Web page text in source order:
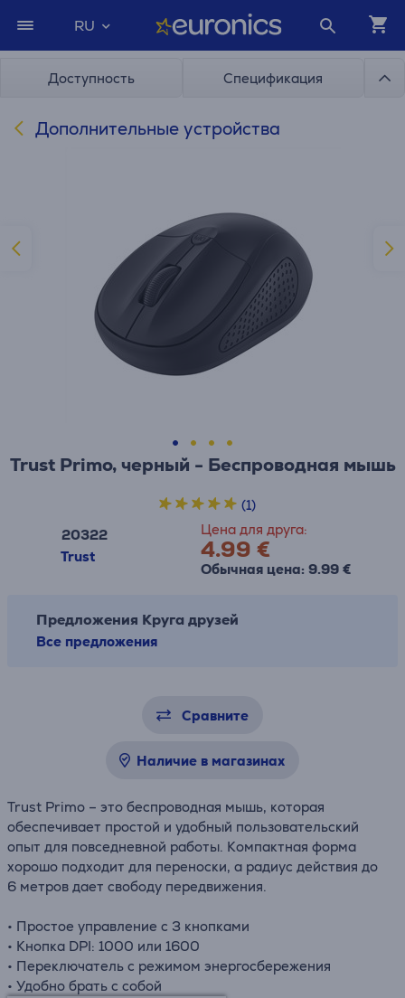
RU
Доступность Спецификация
Дополнительные устройства
Trust Primo, черный - Беспроводная мышь
20322
Trust
Цена для друга:
4.99 €
Обычная цена: 9.99 €
(1)
Предложения Круга друзей
Все предложения
Сравните
Наличие в магазинах
Trust Primo – это беспроводная мышь, которая
обеспечивает простой и удобный пользовательский
опыт для повседневной работы. Компактная форма
хорошо подходит для переноски, а радиус действия до
6 метров дает свободу передвижения.
• Простое управление с 3 кнопками
• Кнопка DPI: 1000 или 1600
• Переключатель с режимом энергосбережения
• Удобно брать с собой